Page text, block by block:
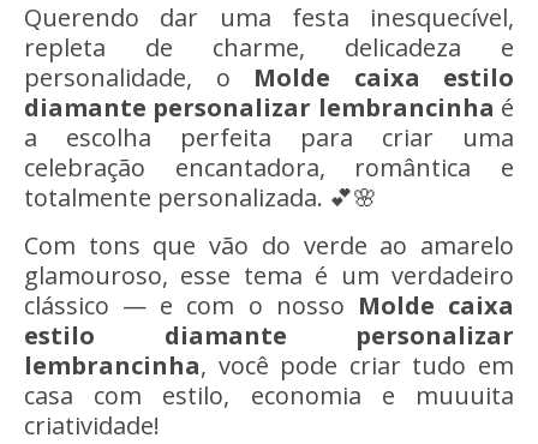
Querendo dar uma festa inesquecível,
repleta de charme, delicadeza e
personalidade, o Molde caixa estilo
diamante personalizar lembrancinha é
a escolha perfeita para criar uma
celebração encantadora, romântica e
totalmente personalizada. 💕🌸
Com tons que vão do verde ao amarelo
glamouroso, esse tema é um verdadeiro
clássico — e com o nosso Molde caixa
estilo diamante personalizar
lembrancinha, você pode criar tudo em
casa com estilo, economia e muuuita
criatividade!